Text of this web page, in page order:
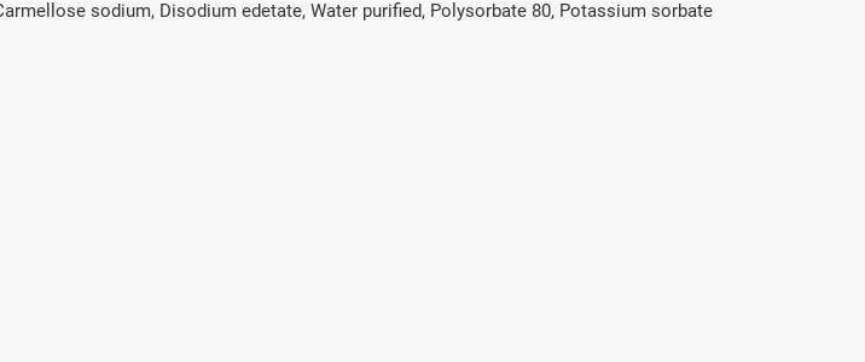
sodium, Disodium edetate, Water purified, Polysorbate 80, Potassium sorbate